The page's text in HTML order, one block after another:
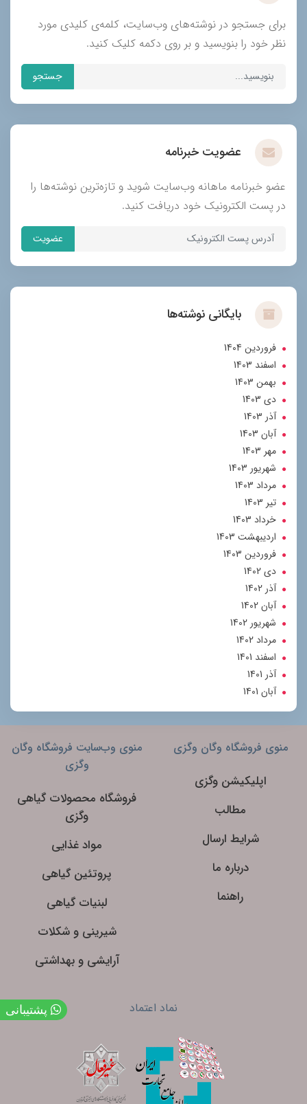
برای جستجو در نوشته‌های وب‌سایت، کلمه‌ی کلیدی مورد
نظر خود را بنویسید و بر روی دکمه کلیک کنید.
جستجو
عضویت خبرنامه
عضو خبرنامه ماهانه وب‌سایت شوید و تازه‌ترین نوشته‌ها را
در پست الکترونیک خود دریافت کنید.
عضویت
بایگانی نوشته‌ها
فروردین 1404
اسفند 1403
بهمن 1403
دی 1403
آذر 1403
آبان 1403
مهر 1403
شهریور 1403
مرداد 1403
تير 1403
خرداد 1403
ارديبهشت 1403
فروردین 1403
دی 1402
آذر 1402
آبان 1402
شهریور 1402
مرداد 1402
اسفند 1401
آذر 1401
آبان 1401
منوی فروشگاه وگان وگزی
اپلیکیشن وگزی
مطالب
شرایط ارسال
درباره ما
راهنما
منوی وب‌سایت فروشگاه وگان
وگزی
فروشگاه محصولات گیاهی
وگزی
مواد غذایی
پروتئین گیاهی
لبنیات گیاهی
شیرینی و شکلات
آرایشی و بهداشتی
نماد اعتماد پشتیبانی